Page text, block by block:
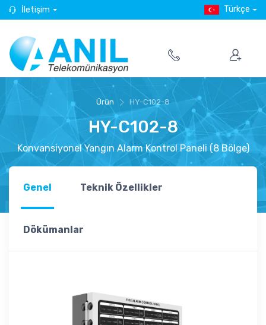
İletişim Türkçe
Ürün HY-C102-8
HY-C102-8
Konvansiyonel Yangın Alarm Kontrol Paneli (8 Bölge)
Genel Teknik Özellikler
Dökümanlar